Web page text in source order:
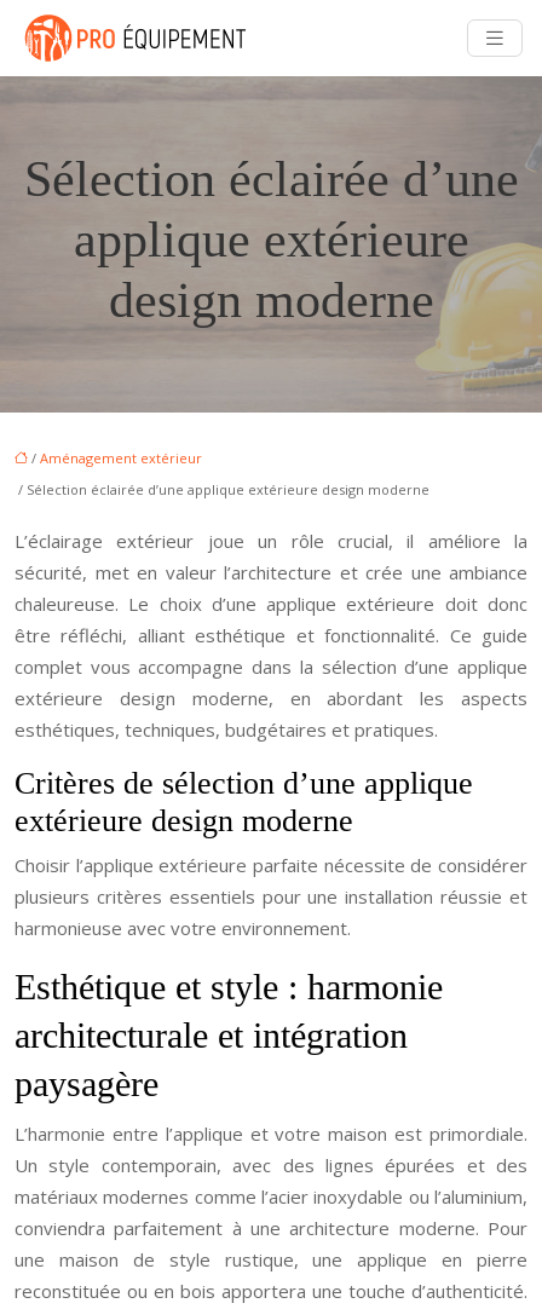
Sélection éclairée d’une
applique extérieure
design moderne
/ Aménagement extérieur
/ Sélection éclairée d’une applique extérieure design moderne
L’éclairage extérieur joue un rôle crucial, il améliore la
sécurité, met en valeur l’architecture et crée une ambiance
chaleureuse. Le choix d’une applique extérieure doit donc
être réfléchi, alliant esthétique et fonctionnalité. Ce guide
complet vous accompagne dans la sélection d’une applique
extérieure design moderne, en abordant les aspects
esthétiques, techniques, budgétaires et pratiques.
Critères de sélection d’une applique
extérieure design moderne
Choisir l’applique extérieure parfaite nécessite de considérer
plusieurs critères essentiels pour une installation réussie et
harmonieuse avec votre environnement.
Esthétique et style : harmonie
architecturale et intégration
paysagère
L’harmonie entre l’applique et votre maison est primordiale.
Un style contemporain, avec des lignes épurées et des
matériaux modernes comme l’acier inoxydable ou l’aluminium,
conviendra parfaitement à une architecture moderne. Pour
une maison de style rustique, une applique en pierre
reconstituée ou en bois apportera une touche d’authenticité.